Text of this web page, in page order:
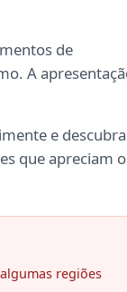
de
A
e descubra
que apreciam o
regiões